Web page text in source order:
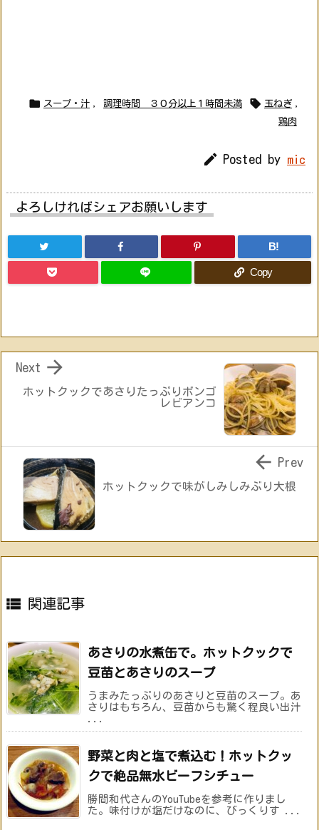
 スープ・汁 , 調理時間 ３０分以上１時間未満  玉ねぎ ,
鶏肉
 Posted by mic
よろしければシェアお願いします
B!
Copy
ホットクックであさりたっぷりボンゴ
レビアンコ

Next
ホットクックで味がしみしみぶり大根
 Prev
 関連記事
あさりの水煮缶で。ホットクックで
豆苗とあさりのスープ
うまみたっぷりのあさりと豆苗のスープ。あ
さりはもちろん、豆苗からも驚く程良い出汁
野菜と肉と塩で煮込む！ホットクッ
クで絶品無水ビーフシチュー
勝間和代さんのYouTubeを参考に作りまし
た。味付けが塩だけなのに、びっくりす ...